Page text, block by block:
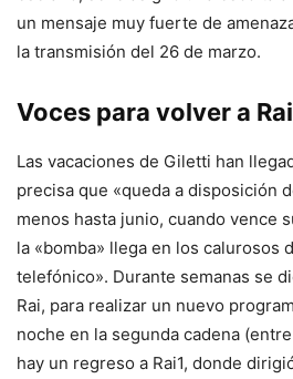
un mensaje muy fuerte de
la transmisión del 26 de marzo.
Voces para volver a Rai
Las vacaciones de Giletti han
precisa que «queda a disposición
menos hasta junio, cuando vence
la «bomba» llega en los calurosos
telefónico». Durante semanas se
Rai, para realizar un nuevo
noche en la segunda cadena
hay un regreso a Rai1, donde